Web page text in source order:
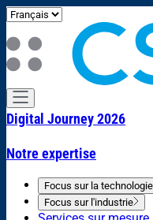
Digital Journey 2026
Notre expertise
Focus sur la technologie
Focus sur l'industrie